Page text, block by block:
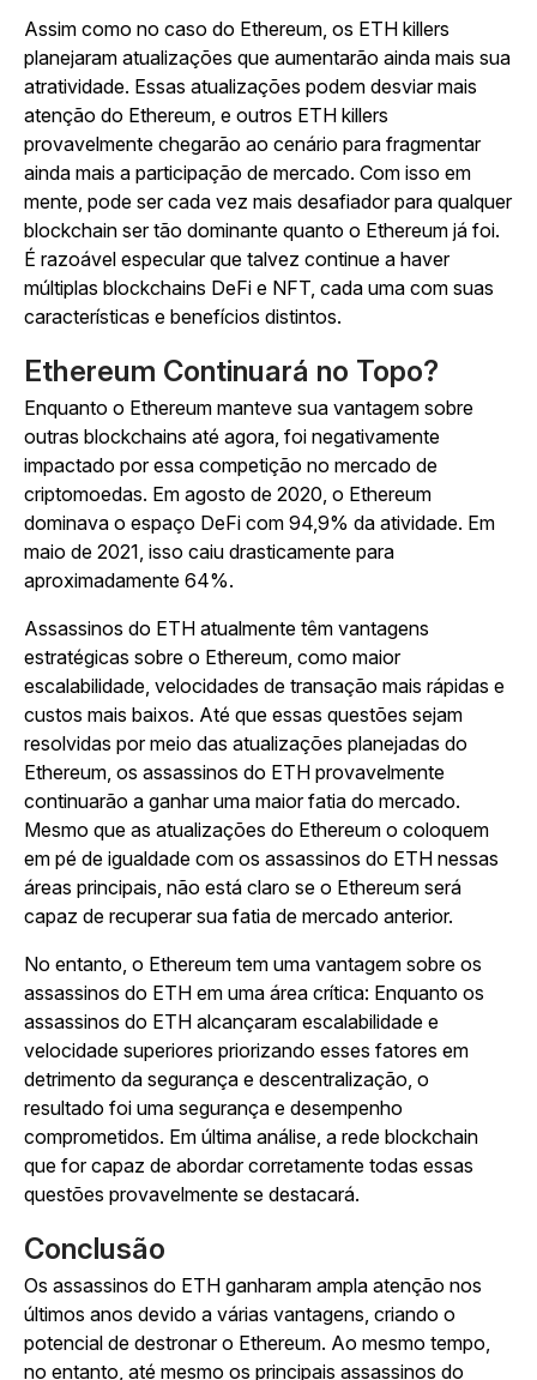
Assim como no caso do Ethereum, os ETH killers
planejaram atualizações que aumentarão ainda mais sua
atratividade. Essas atualizações podem desviar mais
atenção do Ethereum, e outros ETH killers
provavelmente chegarão ao cenário para fragmentar
ainda mais a participação de mercado. Com isso em
mente, pode ser cada vez mais desafiador para qualquer
blockchain ser tão dominante quanto o Ethereum já foi.
É razoável especular que talvez continue a haver
múltiplas blockchains DeFi e NFT, cada uma com suas
características e benefícios distintos.
Ethereum Continuará no Topo?
Enquanto o Ethereum manteve sua vantagem sobre
outras blockchains até agora, foi negativamente
impactado por essa competição no mercado de
criptomoedas. Em agosto de 2020, o Ethereum
dominava o espaço DeFi com 94,9% da atividade. Em
maio de 2021, isso caiu drasticamente para
aproximadamente 64%.
Assassinos do ETH atualmente têm vantagens
estratégicas sobre o Ethereum, como maior
escalabilidade, velocidades de transação mais rápidas e
custos mais baixos. Até que essas questões sejam
resolvidas por meio das atualizações planejadas do
Ethereum, os assassinos do ETH provavelmente
continuarão a ganhar uma maior fatia do mercado.
Mesmo que as atualizações do Ethereum o coloquem
em pé de igualdade com os assassinos do ETH nessas
áreas principais, não está claro se o Ethereum será
capaz de recuperar sua fatia de mercado anterior.
No entanto, o Ethereum tem uma vantagem sobre os
assassinos do ETH em uma área crítica: Enquanto os
assassinos do ETH alcançaram escalabilidade e
velocidade superiores priorizando esses fatores em
detrimento da segurança e descentralização, o
resultado foi uma segurança e desempenho
comprometidos. Em última análise, a rede blockchain
que for capaz de abordar corretamente todas essas
questões provavelmente se destacará.
Conclusão
Os assassinos do ETH ganharam ampla atenção nos
últimos anos devido a várias vantagens, criando o
potencial de destronar o Ethereum. Ao mesmo tempo,
no entanto, até mesmo os principais assassinos do